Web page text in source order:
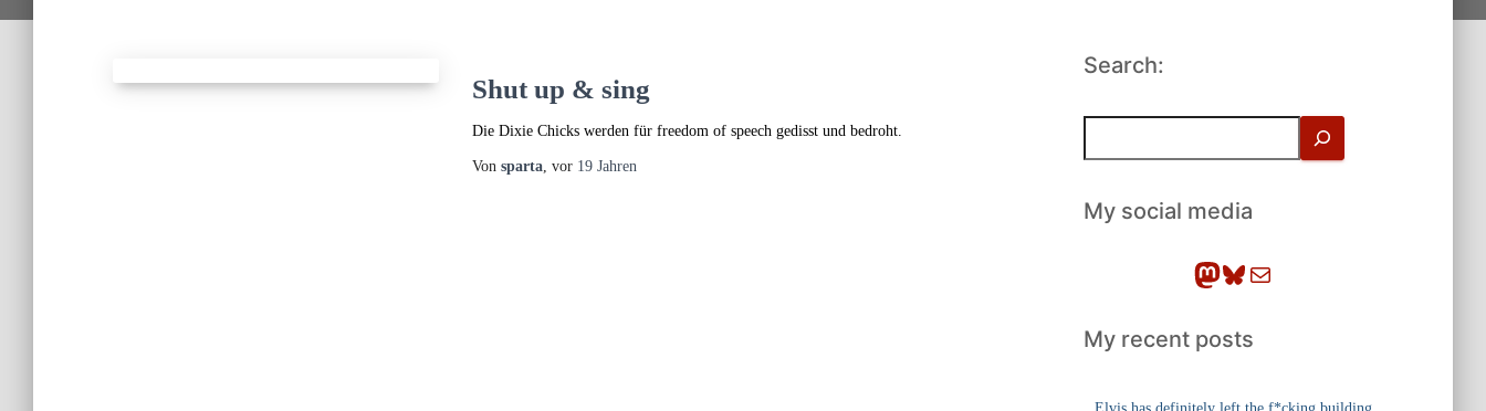
Shut up & sing
Die Dixie Chicks werden für freedom of speech gedisst und bedroht.
Von sparta, vor 19 Jahren
Search:
h
eMy social media
Mastodon Bluesky E-Mail
My recent posts